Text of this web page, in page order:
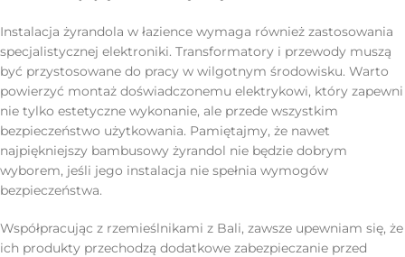
Instalacja żyrandola w łazience wymaga również zastosowania
specjalistycznej elektroniki. Transformatory i przewody muszą
być przystosowane do pracy w wilgotnym środowisku. Warto
powierzyć montaż doświadczonemu elektrykowi, który zapewni
nie tylko estetyczne wykonanie, ale przede wszystkim
bezpieczeństwo użytkowania. Pamiętajmy, że nawet
najpiękniejszy bambusowy żyrandol nie będzie dobrym
wyborem, jeśli jego instalacja nie spełnia wymogów
bezpieczeństwa.
Współpracując z rzemieślnikami z Bali, zawsze upewniam się, że
ich produkty przechodzą dodatkowe zabezpieczanie przed